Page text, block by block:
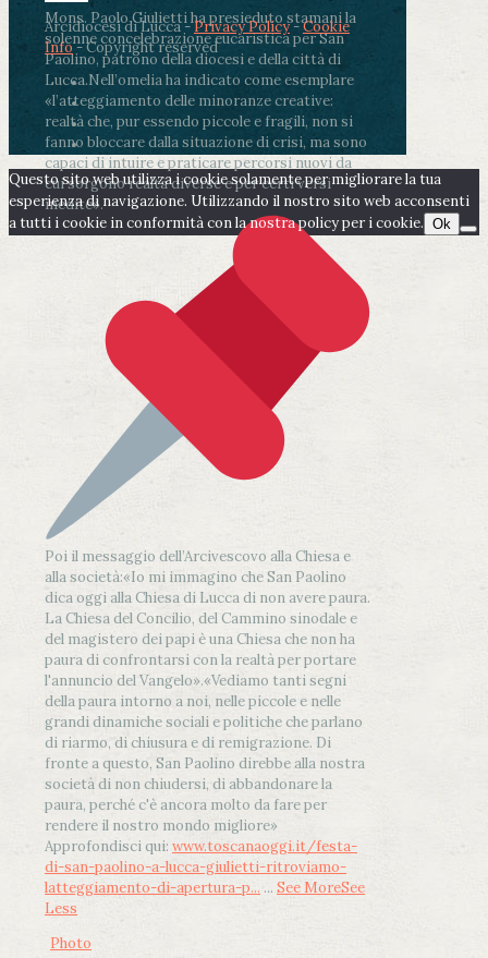
Mons. Paolo Giulietti ha presieduto stamani la
solenne concelebrazione eucaristica per San
Paolino, patrono della diocesi e della città di
Lucca.Nell’omelia ha indicato come esemplare
«l’atteggiamento delle minoranze creative:
realtà che, pur essendo piccole e fragili, non si
fanno bloccare dalla situazione di crisi, ma sono
capaci di intuire e praticare percorsi nuovi da
cui sorgono realtà diverse e per certi versi
inedite».
Poi il messaggio dell’Arcivescovo alla Chiesa e
alla società:«Io mi immagino che San Paolino
dica oggi alla Chiesa di Lucca di non avere paura.
La Chiesa del Concilio, del Cammino sinodale e
del magistero dei papi è una Chiesa che non ha
paura di confrontarsi con la realtà per portare
l'annuncio del Vangelo».«Vediamo tanti segni
della paura intorno a noi, nelle piccole e nelle
grandi dinamiche sociali e politiche che parlano
di riarmo, di chiusura e di remigrazione. Di
fronte a questo, San Paolino direbbe alla nostra
società di non chiudersi, di abbandonare la
paura, perché c'è ancora molto da fare per
rendere il nostro mondo migliore»
Approfondisci qui: www.toscanaoggi.it/festa-
di-san-paolino-a-lucca-giulietti-ritroviamo-
latteggiamento-di-apertura-p... ... See MoreSee
Less
Photo
Arcidiocesi di Lucca -Privacy Policy-Cookie
Info- Copyright reserved
Questo sito web utilizza i cookie solamente per migliorare la tua
esperienza di navigazione. Utilizzando il nostro sito web acconsenti
a tutti i cookie in conformità con la nostra policy per i cookie. Ok